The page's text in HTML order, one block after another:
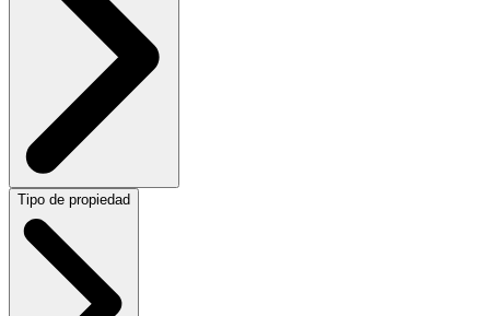
Tipo de propiedad